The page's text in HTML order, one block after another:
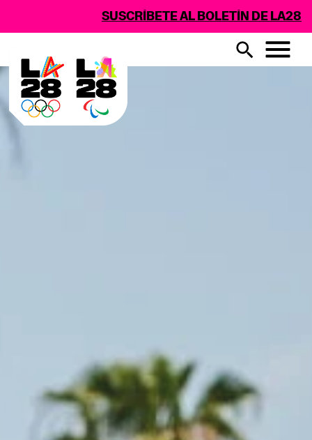
SUSCRÍBETE AL BOLETÍN DE LA28